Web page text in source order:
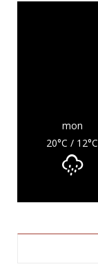
mon
20°C / 12°C